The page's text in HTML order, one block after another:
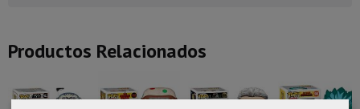
Productos Relacionados